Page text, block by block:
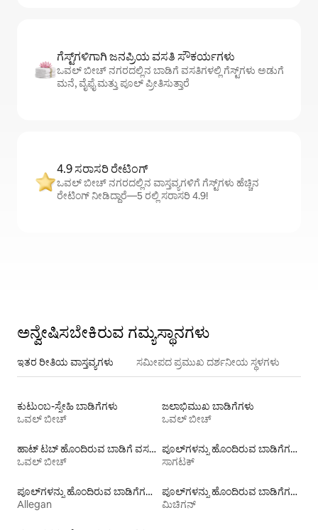
ಗೆಸ್ಟ್‌ಗಳಿಗಾಗಿ ಜನಪ್ರಿಯ ವಸತಿ ಸೌಕರ್ಯಗಳು
ಒವಲ್ ಬೀಚ್ ನಗರದಲ್ಲಿನ ಬಾಡಿಗೆ ವಸತಿಗಳಲ್ಲಿ ಗೆಸ್ಟ್‌ಗಳು ಅಡುಗೆ
ಮನೆ, ವೈಫೈ ಮತ್ತು ಪೂಲ್ ಪ್ರೀತಿಸುತ್ತಾರೆ
4.9 ಸರಾಸರಿ ರೇಟಿಂಗ್
ಒವಲ್ ಬೀಚ್ ನಗರದಲ್ಲಿನ ವಾಸ್ತವ್ಯಗಳಿಗೆ ಗೆಸ್ಟ್‌ಗಳು ಹೆಚ್ಚಿನ
ರೇಟಿಂಗ್ ನೀಡಿದ್ದಾರೆ—5 ರಲ್ಲಿ ಸರಾಸರಿ 4.9!
ಅನ್ವೇಷಿಸಬೇಕಿರುವ ಗಮ್ಯಸ್ಥಾನಗಳು
ಇತರ ರೀತಿಯ ವಾಸ್ತವ್ಯಗಳು ಸಮೀಪದ ಪ್ರಮುಖ ದರ್ಶನೀಯ ಸ್ಥಳಗಳು
ಕುಟುಂಬ-ಸ್ನೇಹಿ ಬಾಡಿಗೆಗಳು
ಒವಲ್ ಬೀಚ್
ಜಲಾಭಿಮುಖ ಬಾಡಿಗೆಗಳು
ಒವಲ್ ಬೀಚ್
ಹಾಟ್ ಟಬ್ ಹೊಂದಿರುವ ಬಾಡಿಗೆ ವಸತಿಗಳು
ಒವಲ್ ಬೀಚ್
ಪೂಲ್‍ಗಳನ್ನು ಹೊಂದಿರುವ ಬಾಡಿಗೆಗಳು
ಸಾಗಟಕ್
ಪೂಲ್‍ಗಳನ್ನು ಹೊಂದಿರುವ ಬಾಡಿಗೆಗಳು
Allegan
ಪೂಲ್‍ಗಳನ್ನು ಹೊಂದಿರುವ ಬಾಡಿಗೆಗಳು
ಮಿಚಿಗನ್